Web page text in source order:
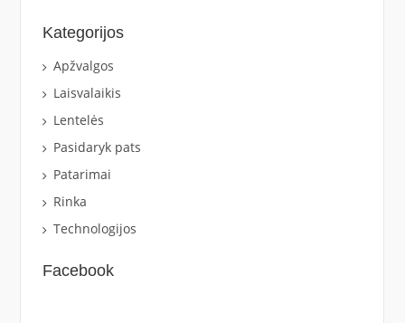
Kategorijos
Apžvalgos
Laisvalaikis
Lentelės
Pasidaryk pats
Patarimai
Rinka
Technologijos
Facebook